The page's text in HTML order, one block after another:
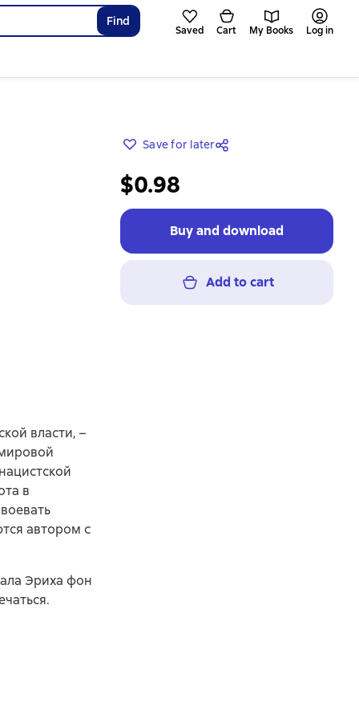
Find
Saved Cart My Books Log in
Save for later
$0.98
Buy and download
Add to cart
власти, –
в
автором с
Эриха фон